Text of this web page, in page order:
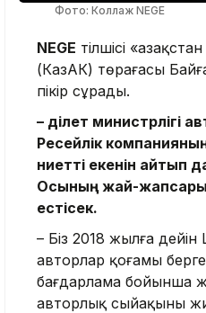
Фото: Коллаж NEGE
NEGE тілшісі
(КазАК) төрағасы
пікір сұрады.
– Әділет министрлігі
Ресейлік компанияның
ниетті екенін айтып
Осының жай-
естісек.
– Біз 2018 жылға
авторлар қоғамы
бағдарлама бойынша
авторлық сыйақыны